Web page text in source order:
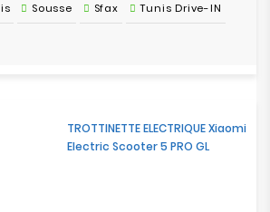
Sousse Sfax Tunis Drive-IN
TROTTINETTE ELECTRIQUE Xiaomi
Electric Scooter 5 PRO GL